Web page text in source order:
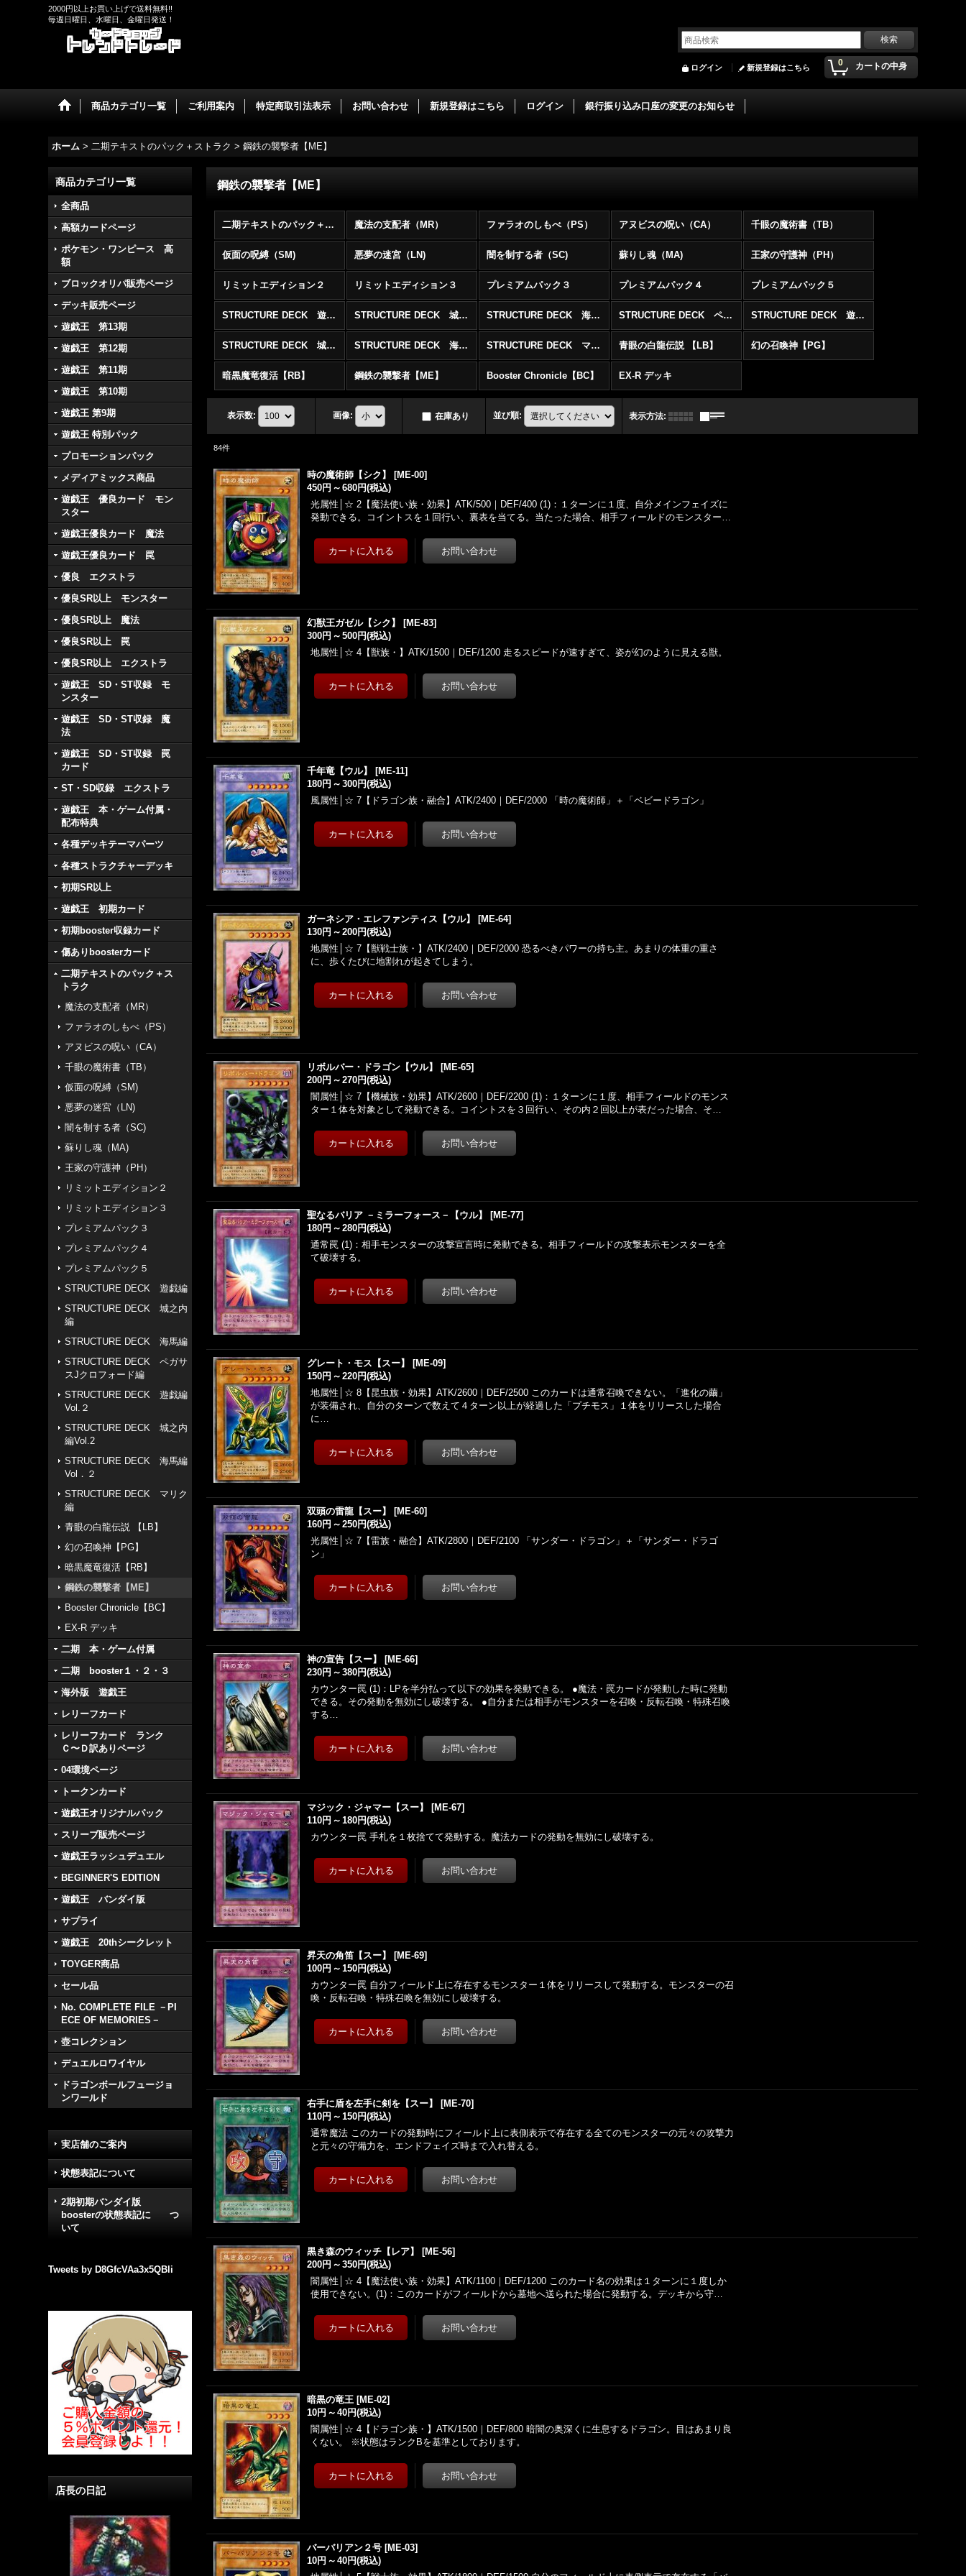
2000円以上お買い上げで送料無料!!
毎週日曜日、水曜日、金曜日発送！
0 カートの中身
ログイン 新規登録はこちら
商品カテゴリ一覧 ご利用案内 特定商取引法表示 お問い合わせ 新規登録はこちら ログイン 銀行振り込み口座の変更のお知らせ
ホーム > 二期テキストのパック＋ストラク > 鋼鉄の襲撃者【ME】
商品カテゴリ一覧
全商品
高額カードページ
ポケモン・ワンピース 高
額
ブロックオリパ販売ページ
デッキ販売ページ
遊戯王 第13期
遊戯王 第12期
遊戯王 第11期
遊戯王 第10期
遊戯王 第9期
遊戯王 特別パック
プロモーションパック
メディアミックス商品
遊戯王 優良カード モン
スター
遊戯王優良カード 魔法
遊戯王優良カード 罠
優良 エクストラ
優良SR以上 モンスター
優良SR以上 魔法
優良SR以上 罠
優良SR以上 エクストラ
遊戯王 SD・ST収録 モ
ンスター
遊戯王 SD・ST収録 魔
法
遊戯王 SD・ST収録 罠
カード
ST・SD収録 エクストラ
遊戯王 本・ゲーム付属・
配布特典
各種デッキテーマパーツ
各種ストラクチャーデッキ
初期SR以上
遊戯王 初期カード
初期booster収録カード
傷ありboosterカード
二期テキストのパック＋ス
トラク
魔法の支配者（MR）
ファラオのしもべ（PS）
アヌビスの呪い（CA）
千眼の魔術書（TB）
仮面の呪縛（SM)
悪夢の迷宮（LN)
闇を制する者（SC)
蘇りし魂（MA)
王家の守護神（PH）
リミットエディション２
リミットエディション３
プレミアムパック３
プレミアムパック４
プレミアムパック５
STRUCTURE DECK 遊戯編
STRUCTURE DECK 城之内
編
STRUCTURE DECK 海馬編
STRUCTURE DECK ペガサ
スJクロフォード編
STRUCTURE DECK 遊戯編
Vol.２
STRUCTURE DECK 城之内
編Vol.2
STRUCTURE DECK 海馬編
Vol．２
STRUCTURE DECK マリク
編
青眼の白龍伝説 【LB】
幻の召喚神【PG】
暗黒魔竜復活【RB】
鋼鉄の襲撃者【ME】
Booster Chronicle【BC】
EX-R デッキ
二期 本・ゲーム付属
二期 booster１・２・３
海外版 遊戯王
レリーフカード
レリーフカード ランク
Ｃ〜Ｄ訳ありページ
04環境ページ
トークンカード
遊戯王オリジナルパック
スリーブ販売ページ
遊戯王ラッシュデュエル
BEGINNER'S EDITION
遊戯王 バンダイ版
サプライ
遊戯王 20thシークレット
TOYGER商品
セール品
No. COMPLETE FILE －PI
ECE OF MEMORIES－
壺コレクション
デュエルロワイヤル
ドラゴンボールフュージョ
ンワールド
実店舗のご案内
状態表記について
2期初期バンダイ版
boosterの状態表記に つ
いて
Tweets by D8GfcVAa3x5QBli
店長の日記
鋼鉄の襲撃者【ME】
二期テキストのパック＋ストラク (全商品) 魔法の支配者（MR） ファラオのしもべ（PS） アヌビスの呪い（CA） 千眼の魔術書（TB）
仮面の呪縛（SM) 悪夢の迷宮（LN) 闇を制する者（SC) 蘇りし魂（MA) 王家の守護神（PH）
リミットエディション２ リミットエディション３ プレミアムパック３ プレミアムパック４ プレミアムパック５
STRUCTURE DECK 遊戯編 STRUCTURE DECK 城之内編 STRUCTURE DECK 海馬編 STRUCTURE DECK ペガサスJクロフォード編 STRUCTURE DECK 遊戯編Vol.２
STRUCTURE DECK 城之内編Vol.2 STRUCTURE DECK 海馬編Vol．２ STRUCTURE DECK マリク編 青眼の白龍伝説 【LB】 幻の召喚神【PG】
暗黒魔竜復活【RB】 鋼鉄の襲撃者【ME】 Booster Chronicle【BC】 EX-R デッキ
表示数: 画像: 在庫あり 並び順: 表示方法:
84件
時の魔術師【シク】 [ME-00]
450円 ～ 680円(税込)
光属性│☆ 2【魔法使い族・効果】ATK/500｜DEF/400 (1)：１ターンに１度、自分メインフェイズに
発動できる。コイントスを１回行い、裏表を当てる。当たった場合、相手フィールドのモンスター…
幻獣王ガゼル【シク】 [ME-83]
300円 ～ 500円(税込)
地属性│☆ 4【獣族・】ATK/1500｜DEF/1200 走るスピードが速すぎて、姿が幻のように見える獣。
千年竜【ウル】 [ME-11]
180円 ～ 300円(税込)
風属性│☆ 7【ドラゴン族・融合】ATK/2400｜DEF/2000 「時の魔術師」＋「ベビードラゴン」
ガーネシア・エレファンティス【ウル】 [ME-64]
130円 ～ 200円(税込)
地属性│☆ 7【獣戦士族・】ATK/2400｜DEF/2000 恐るべきパワーの持ち主。あまりの体重の重さ
に、歩くたびに地割れが起きてしまう。
リボルバー・ドラゴン【ウル】 [ME-65]
200円 ～ 270円(税込)
闇属性│☆ 7【機械族・効果】ATK/2600｜DEF/2200 (1)：１ターンに１度、相手フィールドのモンス
ター１体を対象として発動できる。コイントスを３回行い、その内２回以上が表だった場合、そ…
聖なるバリア －ミラーフォース－【ウル】 [ME-77]
180円 ～ 280円(税込)
通常罠 (1)：相手モンスターの攻撃宣言時に発動できる。相手フィールドの攻撃表示モンスターを全
て破壊する。
グレート・モス【スー】 [ME-09]
150円 ～ 220円(税込)
地属性│☆ 8【昆虫族・効果】ATK/2600｜DEF/2500 このカードは通常召喚できない。「進化の繭」
が装備され、自分のターンで数えて４ターン以上が経過した「プチモス」１体をリリースした場合
に…
双頭の雷龍【スー】 [ME-60]
160円 ～ 250円(税込)
光属性│☆ 7【雷族・融合】ATK/2800｜DEF/2100 「サンダー・ドラゴン」＋「サンダー・ドラゴ
ン」
神の宣告【スー】 [ME-66]
230円 ～ 380円(税込)
カウンター罠 (1)：LPを半分払って以下の効果を発動できる。 ●魔法・罠カードが発動した時に発動
できる。その発動を無効にし破壊する。 ●自分または相手がモンスターを召喚・反転召喚・特殊召喚
する…
マジック・ジャマー【スー】 [ME-67]
110円 ～ 180円(税込)
カウンター罠 手札を１枚捨てて発動する。魔法カードの発動を無効にし破壊する。
昇天の角笛【スー】 [ME-69]
100円 ～ 150円(税込)
カウンター罠 自分フィールド上に存在するモンスター１体をリリースして発動する。モンスターの召
喚・反転召喚・特殊召喚を無効にし破壊する。
右手に盾を左手に剣を【スー】 [ME-70]
110円 ～ 150円(税込)
通常魔法 このカードの発動時にフィールド上に表側表示で存在する全てのモンスターの元々の攻撃力
と元々の守備力を、エンドフェイズ時まで入れ替える。
黒き森のウィッチ【レア】 [ME-56]
200円 ～ 350円(税込)
闇属性│☆ 4【魔法使い族・効果】ATK/1100｜DEF/1200 このカード名の効果は１ターンに１度しか
使用できない。(1)：このカードがフィールドから墓地へ送られた場合に発動する。デッキから守…
暗黒の竜王 [ME-02]
10円 ～ 40円(税込)
闇属性│☆ 4【ドラゴン族・】ATK/1500｜DEF/800 暗闇の奥深くに生息するドラゴン。目はあまり良
くない。 ※状態はランクBを基準としております。
バーバリアン２号 [ME-03]
10円 ～ 40円(税込)